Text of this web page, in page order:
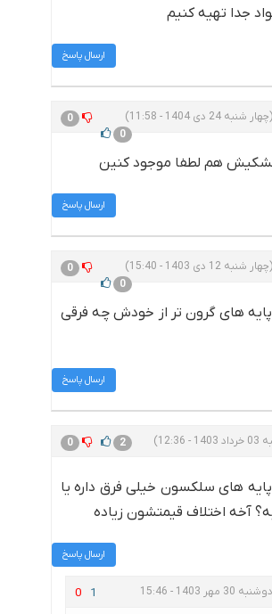
جدا تهیه کنیم
ارسال پاسخ
(چهار شنبه 24 دی 1404 - 11:58)
0
0
هم لطفا موجود کنین
ارسال پاسخ
(چهار شنبه 12 دی 1403 - 15:40)
0
0
پایه های گرون تر از خودش چه فرقی
ارسال پاسخ
0 2
پایه های سلکسون خیلی فرق داره یا
آخه اختلاف قیمتشون زیاده
ارسال پاسخ
دوشنبه 30 مهر 1403 - 15:46 0 1